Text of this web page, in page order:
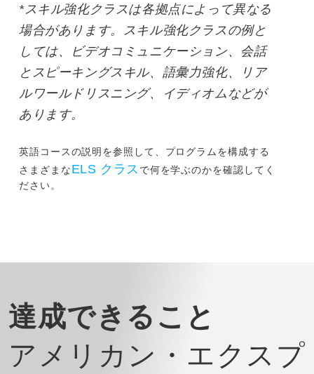
*スキル強化クラスは各拠点によって異なる
場合があります。スキル強化クラスの例と
しては、ビデオコミュニケーション、会話
とスピーキングスキル、語彙力強化、リア
ルワールドリスニング、イディオムなどが
あります。
英語コースの説明を参照して、プログラムを構成する
さまざまなELS クラス で何を学ぶのかを確認してく
ださい。
達成できること
アメリカン・エクスプ